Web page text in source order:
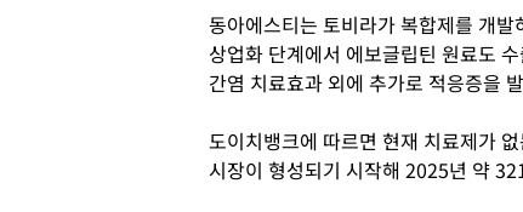
동아에스티는 토비라가 복합제를 개
상업화 단계에서 에보글립틴 원료도
간염 치료효과 외에 추가로 적응증을
도이치뱅크에 따르면 현재 치료제가
시장이 형성되기 시작해 2025년 약